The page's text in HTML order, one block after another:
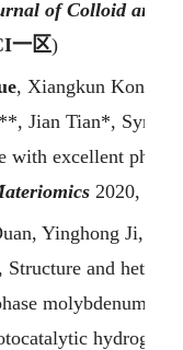
of Colloid and
一区)
, Xiangkun Kong,
Jian Tian*,
with excellent
2020, 6,
Yinghong Ji,
Structure and
molybdenum
hydrogen